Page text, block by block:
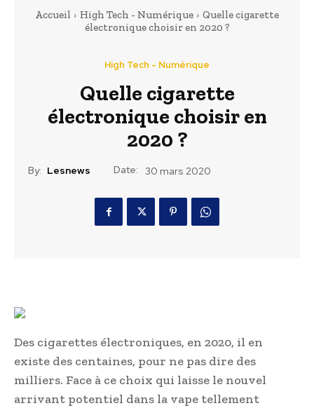
Accueil High Tech - Numérique
Quelle cigarette
électronique choisir en 2020 ?
High Tech - Numérique
Quelle cigarette
électronique choisir en
2020 ?
By: Lesnews Date: 30 mars 2020
Des cigarettes électroniques, en 2020, il en
existe des centaines, pour ne pas dire des
milliers. Face à ce choix qui laisse le nouvel
arrivant potentiel dans la vape tellement